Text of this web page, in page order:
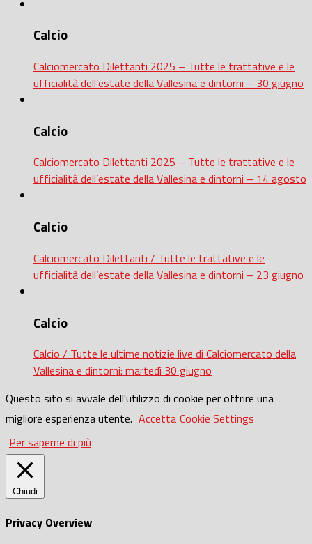
Calcio
Calciomercato Dilettanti 2025 – Tutte le trattative e le
ufficialità dell’estate della Vallesina e dintorni – 30 giugno
Calcio
Calciomercato Dilettanti 2025 – Tutte le trattative e le
ufficialità dell’estate della Vallesina e dintorni – 14 agosto
Calcio
Calciomercato Dilettanti / Tutte le trattative e le
ufficialità dell’estate della Vallesina e dintorni – 23 giugno
Calcio
Calcio / Tutte le ultime notizie live di Calciomercato della
Vallesina e dintorni: martedì 30 giugno
Questo sito si avvale dell'utilizzo di cookie per offrire una
migliore esperienza utente. Accetta Cookie Settings
Per saperne di più
Chiudi
Privacy Overview